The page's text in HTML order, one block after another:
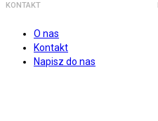
KONTAKT
O nas
Kontakt
Napisz do nas